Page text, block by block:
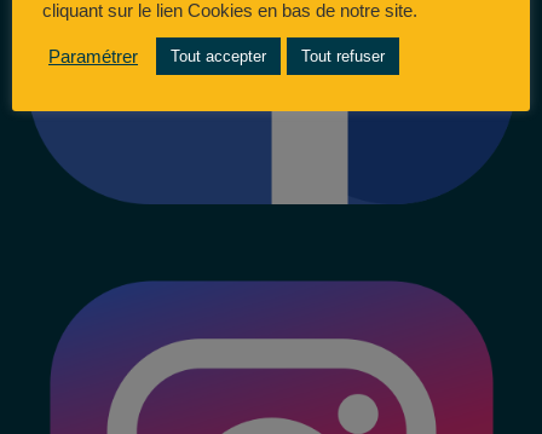
cliquant sur le lien Cookies en bas de notre site.
Paramétrer Tout accepter Tout refuser